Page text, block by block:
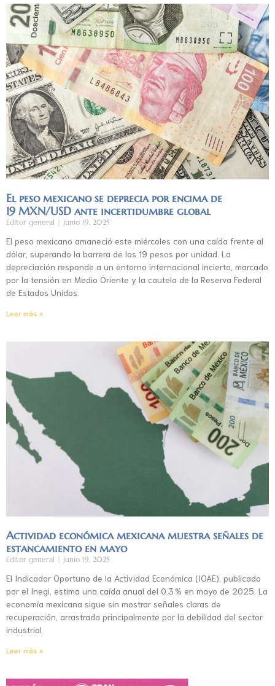
El peso mexicano se deprecia por encima de
19 MXN/USD ante incertidumbre global
Editor general junio 19, 2025
El peso mexicano amaneció este miércoles con una caída frente al
dólar, superando la barrera de los 19 pesos por unidad. La
depreciación responde a un entorno internacional incierto, marcado
por la tensión en Medio Oriente y la cautela de la Reserva Federal
de Estados Unidos.
Leer más »
Actividad económica mexicana muestra señales de
estancamiento en mayo
Editor general junio 19, 2025
El Indicador Oportuno de la Actividad Económica (IOAE), publicado
por el Inegi, estima una caída anual del 0.3 % en mayo de 2025. La
economía mexicana sigue sin mostrar señales claras de
recuperación, arrastrada principalmente por la debilidad del sector
industrial.
Leer más »